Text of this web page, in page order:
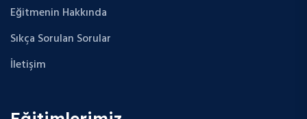
Eğitmenin Hakkında
Sıkça Sorulan Sorular
İletişim